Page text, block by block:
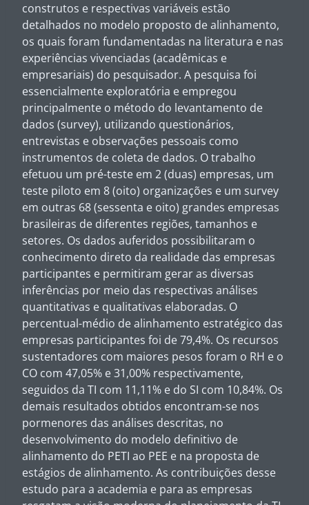
construtos e respectivas variáveis estão
detalhados no modelo proposto de alinhamento,
os quais foram fundamentadas na literatura e nas
experiências vivenciadas (acadêmicas e
empresariais) do pesquisador. A pesquisa foi
essencialmente exploratória e empregou
principalmente o método do levantamento de
dados (survey), utilizando questionários,
entrevistas e observações pessoais como
instrumentos de coleta de dados. O trabalho
efetuou um pré-teste em 2 (duas) empresas, um
teste piloto em 8 (oito) organizações e um survey
em outras 68 (sessenta e oito) grandes empresas
brasileiras de diferentes regiões, tamanhos e
setores. Os dados auferidos possibilitaram o
conhecimento direto da realidade das empresas
participantes e permitiram gerar as diversas
inferências por meio das respectivas análises
quantitativas e qualitativas elaboradas. O
percentual-médio de alinhamento estratégico das
empresas participantes foi de 79,4%. Os recursos
sustentadores com maiores pesos foram o RH e o
CO com 47,05% e 31,00% respectivamente,
seguidos da TI com 11,11% e do SI com 10,84%. Os
demais resultados obtidos encontram-se nos
pormenores das análises descritas, no
desenvolvimento do modelo definitivo de
alinhamento do PETI ao PEE e na proposta de
estágios de alinhamento. As contribuições desse
estudo para a academia e para as empresas